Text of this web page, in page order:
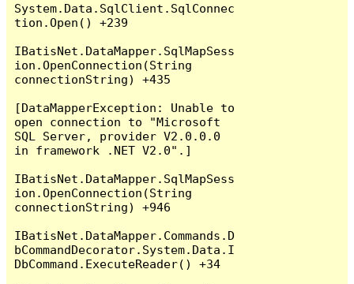
System.Data.SqlClient.SqlConnec
tion.Open() +239
IBatisNet.DataMapper.SqlMapSess
ion.OpenConnection(String
connectionString) +435
[DataMapperException: Unable to
open connection to "Microsoft
SQL Server, provider V2.0.0.0
in framework .NET V2.0".]
IBatisNet.DataMapper.SqlMapSess
ion.OpenConnection(String
connectionString) +946
IBatisNet.DataMapper.Commands.D
bCommandDecorator.System.Data.I
DbCommand.ExecuteReader() +34